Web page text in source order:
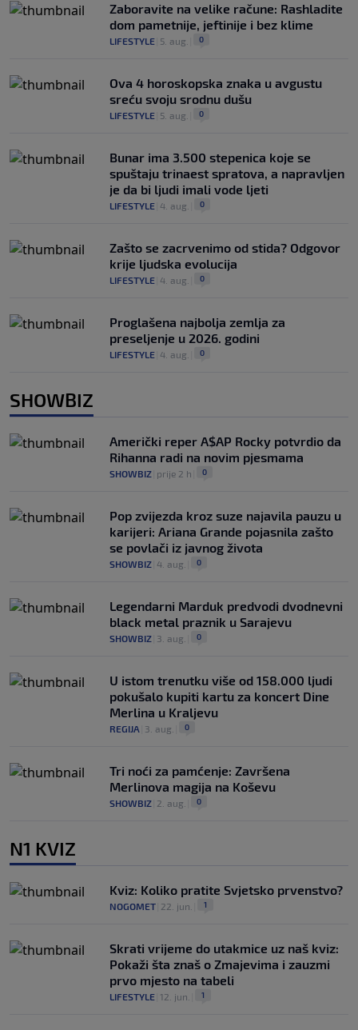
Zaboravite na velike račune: Rashladite
dom pametnije, jeftinije i bez klime
LIFESTYLE 5. aug. 0
Ova 4 horoskopska znaka u avgustu
sreću svoju srodnu dušu
LIFESTYLE 5. aug. 0
Bunar imа 3.500 stepenica koje se
spuštaju trinaest spratova, a napravljen
je da bi ljudi imali vode ljeti
LIFESTYLE 4. aug. 0
Zašto se zacrvenimo od stida? Odgovor
krije ljudska evolucija
LIFESTYLE 4. aug. 0
Proglašena najbolja zemlja za
preseljenje u 2026. godini
LIFESTYLE 4. aug. 0
SHOWBIZ
Američki reper A$AP Rocky potvrdio da
Rihanna radi na novim pjesmama
SHOWBIZ prije 2 h 0
Pop zvijezda kroz suze najavila pauzu u
karijeri: Ariana Grande pojasnila zašto
se povlači iz javnog života
SHOWBIZ 4. aug. 0
Legendarni Marduk predvodi dvodnevni
black metal praznik u Sarajevu
SHOWBIZ 3. aug. 0
U istom trenutku više od 158.000 ljudi
pokušalo kupiti kartu za koncert Dine
Merlina u Kraljevu
REGIJA 3. aug. 0
Tri noći za pamćenje: Završena
Merlinova magija na Koševu
SHOWBIZ 2. aug. 0
N1 KVIZ
Kviz: Koliko pratite Svjetsko prvenstvo?
NOGOMET 22. jun. 1
Skrati vrijeme do utakmice uz naš kviz:
Pokaži šta znaš o Zmajevima i zauzmi
prvo mjesto na tabeli
LIFESTYLE 12. jun. 1